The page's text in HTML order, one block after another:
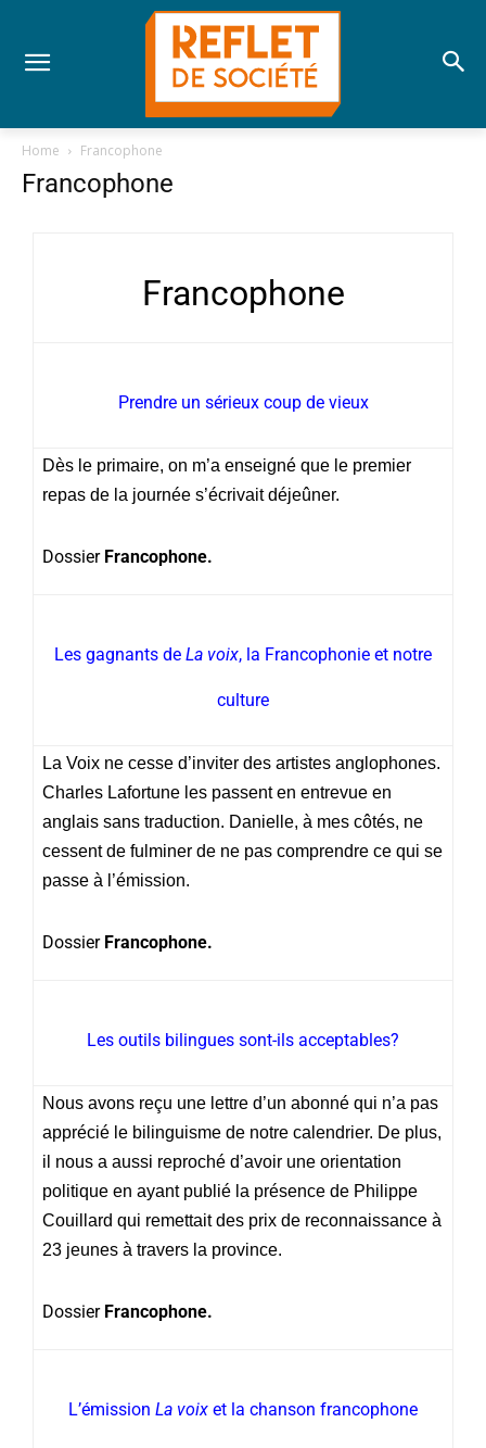
Home Francophone
Francophone
Francophone
Prendre un sérieux coup de vieux
Dès le primaire, on m’a enseigné que le premier
repas de la journée s’écrivait déjeûner.
Dossier Francophone.
Les gagnants de La voix, la Francophonie et notre
culture
La Voix ne cesse d’inviter des artistes anglophones.
Charles Lafortune les passent en entrevue en
anglais sans traduction. Danielle, à mes côtés, ne
cessent de fulminer de ne pas comprendre ce qui se
passe à l’émission.
Dossier Francophone.
Les outils bilingues sont-ils acceptables?
Nous avons reçu une lettre d’un abonné qui n’a pas
apprécié le bilinguisme de notre calendrier. De plus,
il nous a aussi reproché d’avoir une orientation
politique en ayant publié la présence de Philippe
Couillard qui remettait des prix de reconnaissance à
23 jeunes à travers la province.
Dossier Francophone.
L’émission La voix et la chanson francophone